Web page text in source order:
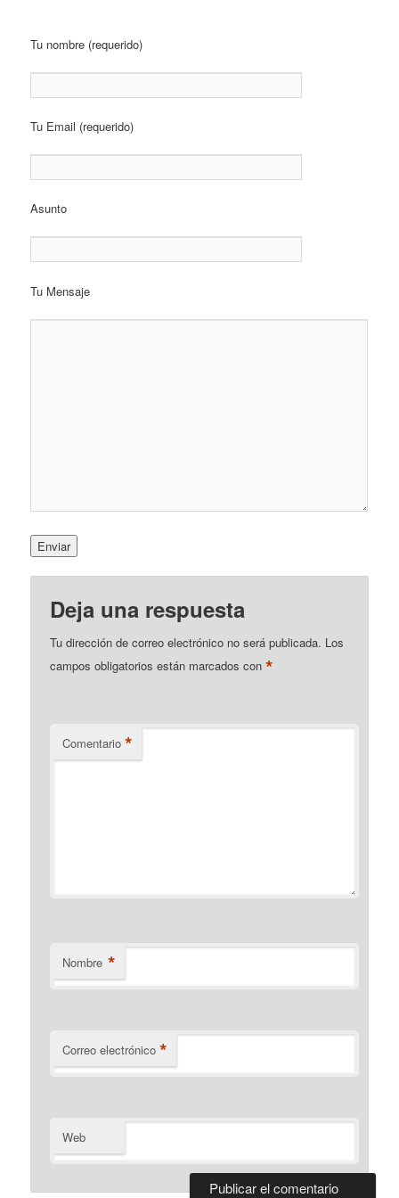
Tu nombre (requerido)
Tu Email (requerido)
Asunto
Tu Mensaje
Deja una respuesta
Tu dirección de correo electrónico no será publicada. Los
campos obligatorios están marcados con*
Comentario *
Nombre *
Correo electrónico *
Web